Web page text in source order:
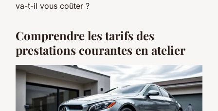
va-t-il vous coûter ?
Comprendre les tarifs des
prestations courantes en atelier